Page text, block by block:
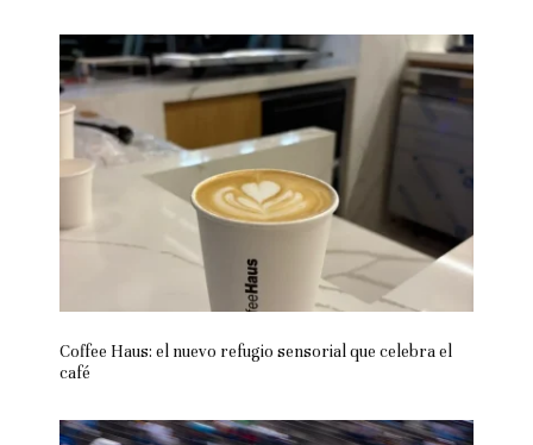
Coffee Haus: el nuevo refugio sensorial que celebra el
café